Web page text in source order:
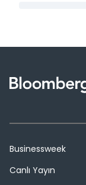
Businessweek
Canlı Yayın